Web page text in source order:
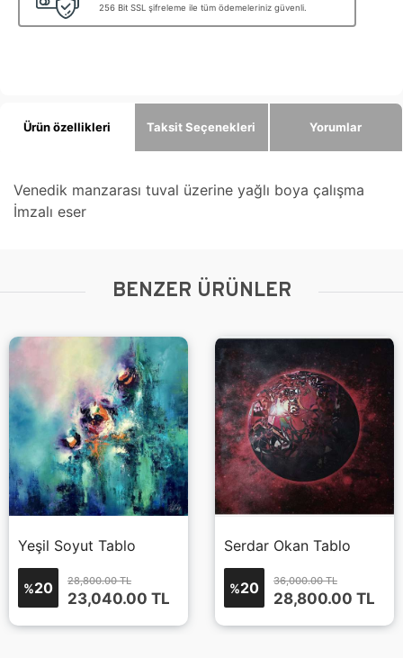
256 Bit SSL şifreleme ile tüm ödemeleriniz güvenli.
Ürün özellikleri Taksit Seçenekleri Yorumlar
Venedik manzarası tuval üzerine yağlı boya çalışma
İmzalı eser
BENZER ÜRÜNLER
Yeşil Soyut Tablo
%20 28,800.00 TL
23,040.00 TL
Serdar Okan Tablo
%20 36,000.00 TL
28,800.00 TL